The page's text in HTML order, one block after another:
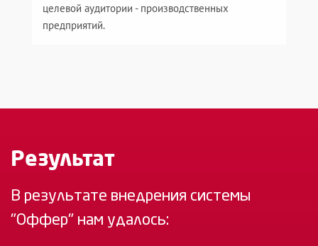
целевой аудитории - производственных
предприятий.
Результат
В результате внедрения системы
"Оффер" нам удалось: